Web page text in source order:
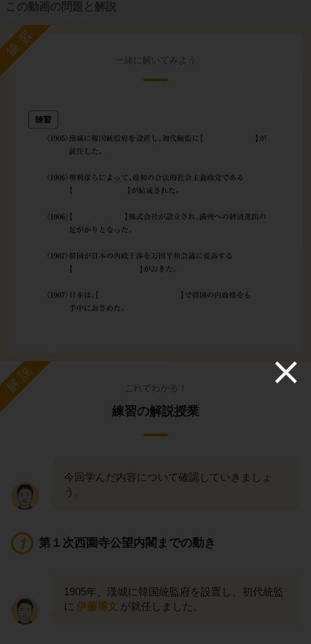
この動画の問題と解説
練習
一緒に解いてみよう
解説 これでわかる！
練習の解説授業
今回学んだ内容について確認していきましょ
う。
第１次西園寺公望内閣までの動き
1905年、漢城に韓国統監府を設置し、初代統監
に 伊藤博文 が就任しました。